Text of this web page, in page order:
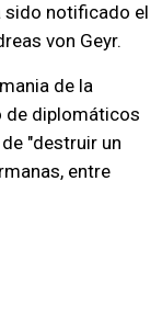
sido notificado el
von Geyr.
de la
de diplomáticos
"destruir un
entre